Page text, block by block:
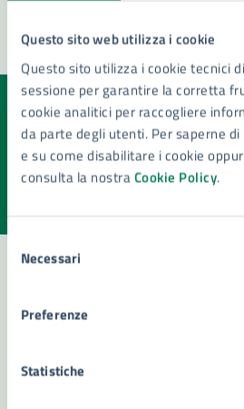
Questo sito web utilizza i cookie
Questo sito utilizza i cookie tecnici
sessione per garantire la corretta
cookie analitici per raccogliere
da parte degli utenti. Per saperne
e su come disabilitare i cookie
consulta la nostraCookie Policy.
Selezione
delNecessari
Preferenze
Statistiche
Quanto sono chiare le
pagina?
Valuta la chiarezza delle informazioni (da
Seleziona il numero di stelle per
Contatta il comune